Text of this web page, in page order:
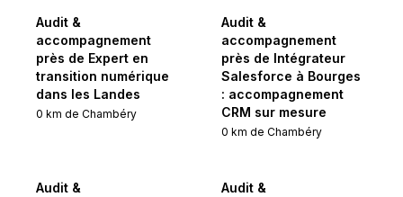
Audit &
accompagnement
près de Expert en
transition numérique
dans les Landes
0 km de Chambéry
Audit &
accompagnement
près de Intégrateur
Salesforce à Bourges
: accompagnement
CRM sur mesure
0 km de Chambéry
Audit &
Audit &